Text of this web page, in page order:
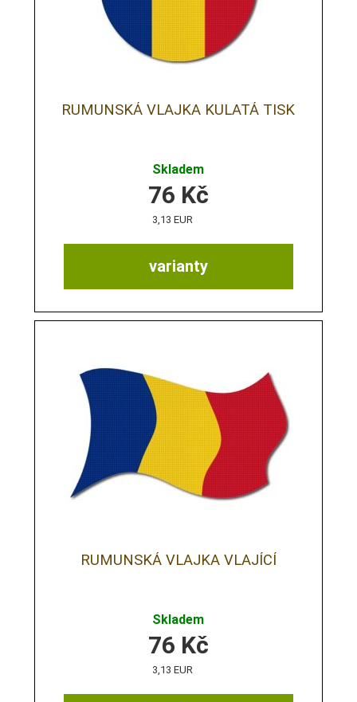
RUMUNSKÁ VLAJKA KULATÁ TISK
Skladem
varianty
76 Kč
3,13 EUR
RUMUNSKÁ VLAJKA VLAJÍCÍ
Skladem
76 Kč
3,13 EUR